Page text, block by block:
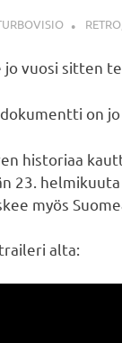
RETRO
jo vuosi sitten
on
historiaa
23.
myös
alta: